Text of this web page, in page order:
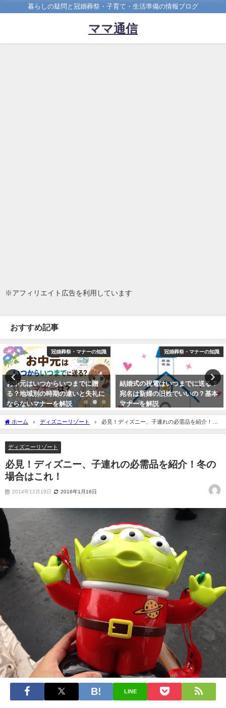
暮らしの疑問と冠婚葬祭・子育て・生活準備の情報ブログ
ママ通信
※アフィリエイト広告を利用しています
おすすめ記事
冠婚葬祭・マナーの知識
お中元はいつからいつまでに贈
る？地域別の時期の違いと失礼に
ならないマナーを解説
冠婚葬祭・マナーの知識
結婚式の祝電はいつまでに送る？
宛名は新婦の旧姓でいいの？基本
マナーを解説
ホーム ディズニーリゾート
必見！ディズニー、子連れの必需品を紹介！冬
の場合はこれ！
ディズニーリゾート
必見！ディズニー、子連れの必需品を紹介！冬の
場合はこれ！
2014年12月19日 2016年1月16日
LINE